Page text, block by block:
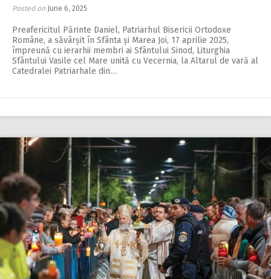
Posted on June 6, 2025
Preafericitul Părinte Daniel, Patriarhul Bisericii Ortodoxe
Române, a săvârșit în Sfânta și Marea Joi, 17 aprilie 2025,
împreună cu ierarhii membri ai Sfântului Sinod, Liturghia
Sfântului Vasile cel Mare unită cu Vecernia, la Altarul de vară al
Catedralei Patriarhale din…